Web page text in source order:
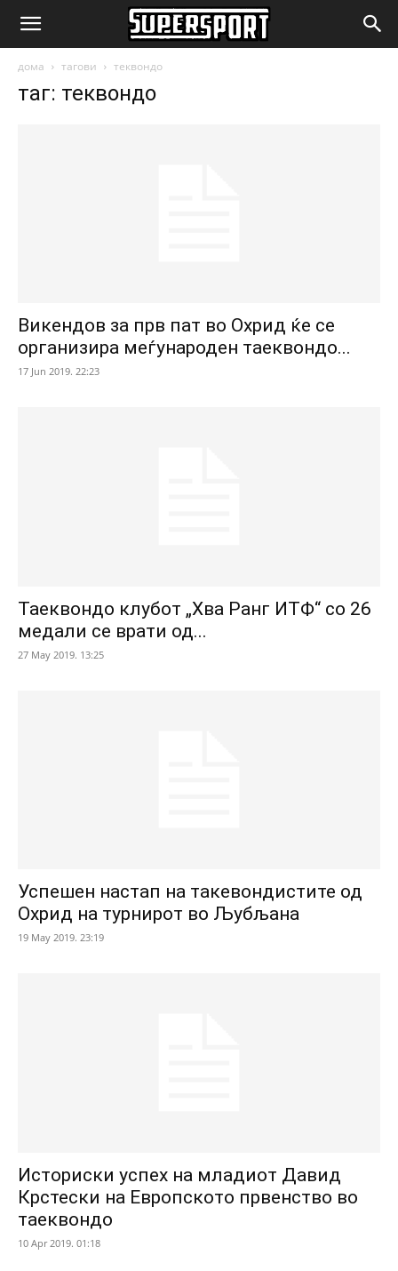
SuperSport.mk
дома тагови теквондо
таг: теквондо
Викендов за прв пат во Охрид ќе се
организира меѓународен таеквондо...
17 Jun 2019. 22:23
Таеквондо клубот „Хва Ранг ИТФ“ со 26
медали се врати од...
27 May 2019. 13:25
Успешен настап на такевондистите од
Охрид на турнирот во Љубљана
19 May 2019. 23:19
Историски успех на младиот Давид
Крстески на Европското првенство во
таеквондо
10 Apr 2019. 01:18